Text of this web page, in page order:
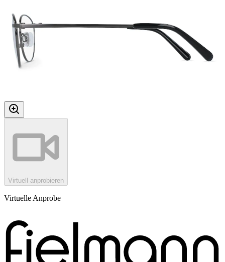
Virtuell anprobieren
Virtuelle Anprobe